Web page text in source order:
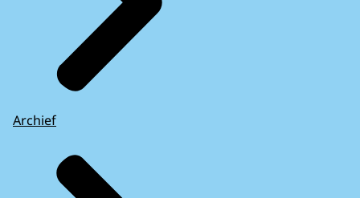
Archief